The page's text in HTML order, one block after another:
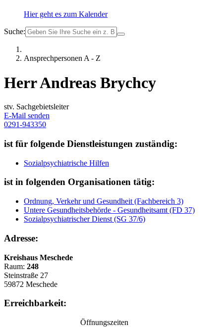
Hier geht es zum Kalender
Suche:
Ansprechpersonen A - Z
Herr Andreas Brychcy
stv. Sachgebietsleiter
E-Mail senden
0291-943350
ist für folgende Dienstleistungen zuständig:
Sozialpsychiatrische Hilfen
ist in folgenden Organisationen tätig:
Ordnung, Verkehr und Gesundheit (Fachbereich 3)
Untere Gesundheitsbehörde - Gesundheitsamt (FD 37)
Sozialpsychiatrischer Dienst (SG 37/6)
Adresse:
Kreishaus Meschede
Raum: 248
Steinstraße 27
59872 Meschede
Erreichbarkeit:
Öffnungszeiten